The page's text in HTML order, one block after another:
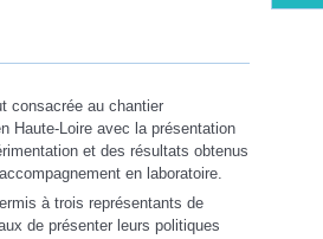
consacrée au chantier
Haute-Loire avec la présentation
et des résultats obtenus
en laboratoire.
à trois représentants de
de présenter leurs politiques